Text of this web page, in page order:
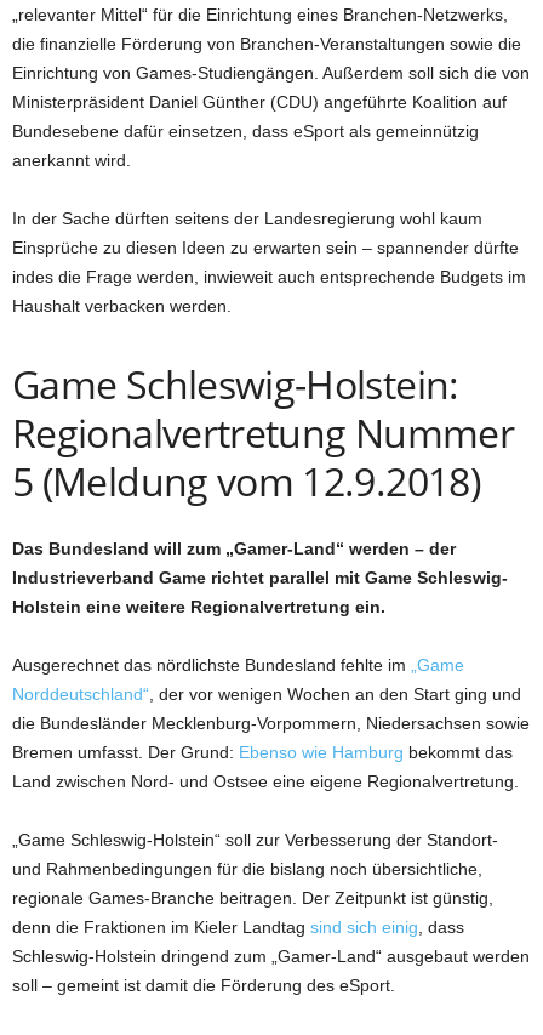
„relevanter Mittel“ für die Einrichtung eines Branchen-Netzwerks,
die finanzielle Förderung von Branchen-Veranstaltungen sowie die
Einrichtung von Games-Studiengängen. Außerdem soll sich die von
Ministerpräsident Daniel Günther (CDU) angeführte Koalition auf
Bundesebene dafür einsetzen, dass eSport als gemeinnützig
anerkannt wird.
In der Sache dürften seitens der Landesregierung wohl kaum
Einsprüche zu diesen Ideen zu erwarten sein – spannender dürfte
indes die Frage werden, inwieweit auch entsprechende Budgets im
Haushalt verbacken werden.
Game Schleswig-Holstein:
Regionalvertretung Nummer
5 (Meldung vom 12.9.2018)
Das Bundesland will zum „Gamer-Land“ werden – der
Industrieverband Game richtet parallel mit Game Schleswig-
Holstein eine weitere Regionalvertretung ein.
Ausgerechnet das nördlichste Bundesland fehlte im
„Game
Norddeutschland“ , der vor wenigen Wochen an den Start ging und
die Bundesländer Mecklenburg-Vorpommern, Niedersachsen sowie
Bremen umfasst. Der Grund: Ebenso wie Hamburg bekommt das
Land zwischen Nord- und Ostsee eine eigene Regionalvertretung.
„Game Schleswig-Holstein“ soll zur Verbesserung der Standort-
und Rahmenbedingungen für die bislang noch übersichtliche,
regionale Games-Branche beitragen. Der Zeitpunkt ist günstig,
denn die Fraktionen im Kieler Landtag sind sich einig , dass
Schleswig-Holstein dringend zum „Gamer-Land“ ausgebaut werden
soll – gemeint ist damit die Förderung des eSport.